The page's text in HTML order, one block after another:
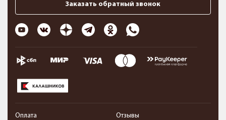
Заказать обратный звонок
Оплата Отзывы